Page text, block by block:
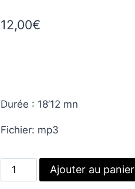
12,00€
Durée : 18’12 mn
Fichier: mp3
quantité
de
Ajouter au panier